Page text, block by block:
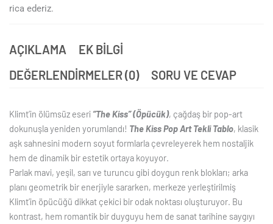
rica ederiz.
AÇIKLAMA
EK BILGI
DEĞERLENDIRMELER (0)
SORU VE CEVAP
Klimt’in ölümsüz eseri “The Kiss” (Öpücük), çağdaş bir pop-art
dokunuşla yeniden yorumlandı! The Kiss Pop Art Tekli Tablo, klasik
aşk sahnesini modern soyut formlarla çevreleyerek hem nostaljik
hem de dinamik bir estetik ortaya koyuyor.
Parlak mavi, yeşil, sarı ve turuncu gibi doygun renk blokları; arka
planı geometrik bir enerjiyle sararken, merkeze yerleştirilmiş
Klimt’in öpücüğü dikkat çekici bir odak noktası oluşturuyor. Bu
kontrast, hem romantik bir duyguyu hem de sanat tarihine saygıyı